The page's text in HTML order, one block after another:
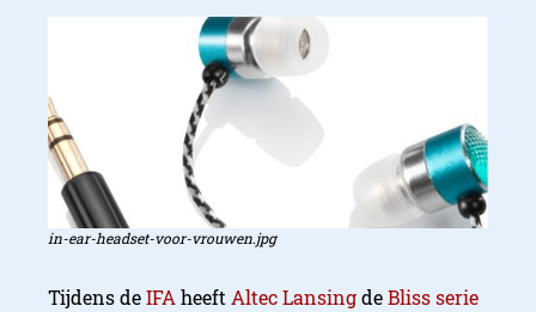
in-ear-headset-voor-vrouwen.jpg
Tijdens deIFA heeft Altec LansingdeBliss serie